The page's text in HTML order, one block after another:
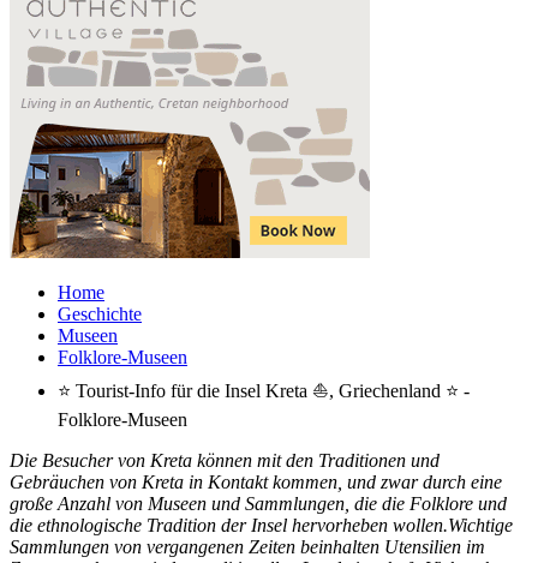
Home
Geschichte
Museen
Folklore-Museen
⭐ Tourist-Info für die Insel Kreta ⛵, Griechenland ⭐ -
Folklore-Museen
Die Besucher von Kreta können mit den Traditionen und
Gebräuchen von Kreta in Kontakt kommen, und zwar durch eine
große Anzahl von Museen und Sammlungen, die die Folklore und
die ethnologische Tradition der Insel hervorheben wollen.Wichtige
Sammlungen von vergangenen Zeiten beinhalten Utensilien im